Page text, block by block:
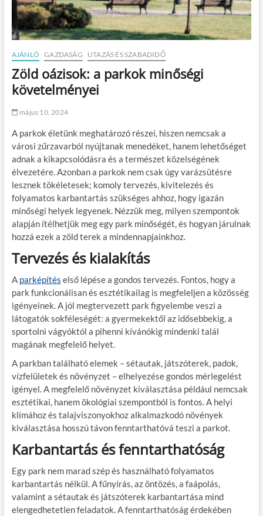
AJÁNLÓ GAZDASÁG UTAZÁS ÉS SZABADIDŐ
Zöld oázisok: a parkok minőségi
követelményei
május 10, 2024
A parkok életünk meghatározó részei, hiszen nemcsak a
városi zűrzavarból nyújtanak menedéket, hanem lehetőséget
adnak a kikapcsolódásra és a természet közelségének
élvezetére. Azonban a parkok nem csak úgy varázsütésre
lesznek tökéletesek; komoly tervezés, kivitelezés és
folyamatos karbantartás szükséges ahhoz, hogy igazán
minőségi helyek legyenek. Nézzük meg, milyen szempontok
alapján ítélhetjük meg egy park minőségét, és hogyan járulnak
hozzá ezek a zöld terek a mindennapjainkhoz.
Tervezés és kialakítás
A parképítés első lépése a gondos tervezés. Fontos, hogy a
park funkcionálisan és esztétikailag is megfeleljen a közösség
igényeinek. A jól megtervezett park figyelembe veszi a
látogatók sokféleségét: a gyermekektől az idősebbekig, a
sportolni vágyóktól a pihenni kívánókig mindenki talál
magának megfelelő helyet.
A parkban található elemek – sétautak, játszóterek, padok,
vízfelületek és növényzet – elhelyezése gondos mérlegelést
igényel. A megfelelő növényzet kiválasztása például nemcsak
esztétikai, hanem ökológiai szempontból is fontos. A helyi
klímához és talajviszonyokhoz alkalmazkodó növények
kiválasztása hosszú távon fenntarthatóvá teszi a parkot.
Karbantartás és fenntarthatóság
Egy park nem marad szép és használható folyamatos
karbantartás nélkül. A fűnyírás, az öntözés, a faápolás,
valamint a sétautak és játszóterek karbantartása mind
elengedhetetlen feladatok. A fenntarthatóság érdekében